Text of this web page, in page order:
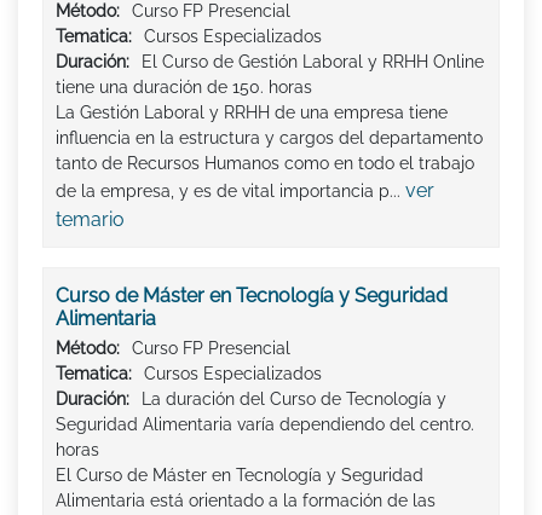
Método:
Curso FP Presencial
Tematica:
Cursos Especializados
Duración:
El Curso de Gestión Laboral y RRHH Online
tiene una duración de 150. horas
La Gestión Laboral y RRHH de una empresa tiene
influencia en la estructura y cargos del departamento
tanto de Recursos Humanos como en todo el trabajo
de la empresa, y es de vital importancia p... ver
temario
Curso de Máster en Tecnología y Seguridad
Alimentaria
Método:
Curso FP Presencial
Tematica:
Cursos Especializados
Duración:
La duración del Curso de Tecnología y
Seguridad Alimentaria varía dependiendo del centro.
horas
El Curso de Máster en Tecnología y Seguridad
Alimentaria está orientado a la formación de las